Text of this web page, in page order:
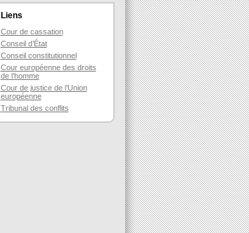
Liens
Cour de cassation
Conseil d’État
Conseil constitutionnel
Cour européenne des droits
de l’homme
Cour de justice de l’Union
européenne
Tribunal des conflits